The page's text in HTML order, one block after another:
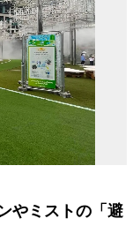
やミストの「避